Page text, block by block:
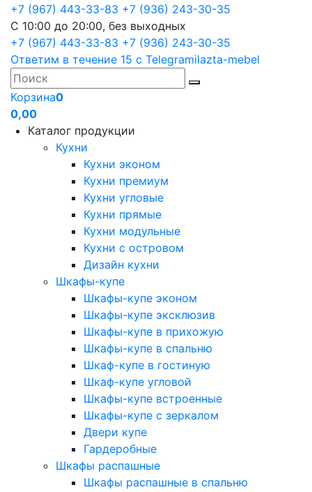
+7 (967) 443-33-83 +7 (936) 243-30-35
С 10:00 до 20:00, без выходных
+7 (967) 443-33-83 +7 (936) 243-30-35
Ответим в течение 15 с Telegramilazta-mebel
Корзина0
0,00
Каталог продукции
Кухни
Кухни эконом
Кухни премиум
Кухни угловые
Кухни прямые
Кухни модульные
Кухни с островом
Дизайн кухни
Шкафы-купе
Шкафы-купе эконом
Шкафы-купе эксклюзив
Шкафы-купе в прихожую
Шкафы-купе в спальню
Шкаф-купе в гостиную
Шкаф-купе угловой
Шкафы-купе встроенные
Шкафы-купе с зеркалом
Двери купе
Гардеробные
Шкафы распашные
Шкафы распашные в спальню